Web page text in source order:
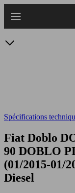
au
Spécifications
Fiat Doblo
90 DOBLO
(01/2015-01/
Diesel